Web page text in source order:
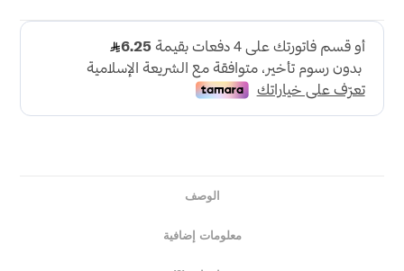
الوصف
معلومات إضافية